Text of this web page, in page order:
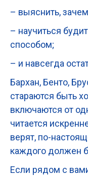
– выяснить,
– научиться
способом;
– и навсегда
Бархан, Бенто,
стараются быть
включаются от
читается
верят, по-
каждого должен
Если рядом с